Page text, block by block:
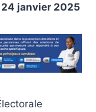
24 janvier 2025